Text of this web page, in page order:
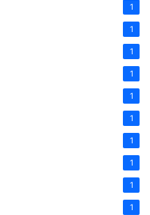
1
1
1
1
1
1
1
1
1
1